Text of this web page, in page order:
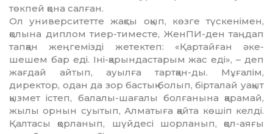
төкпей қона сал­ған.
Ол университетте жақсы оқып, көзге түскенімен,
қолына диплом тиер-тиместе, ЖенПИ-ден таңдап
тап­қан жеңгемізді жетектеп: «Қар­тай­ған әке-
шешем бар еді. Іні-қарын­дастарым жас еді», – деп
жағдай айтып, ауылға тартқан-ды. Мұғалім,
директор, одан да зор бастық болып, бірта­лай уақыт
қызмет істеп, балалы-ша­ғалы болғанына қарамай,
жылы ор­нын суытып, Алматыға қайта кө­шіп келді.
Қалтасы қорланып, шүй­десі шорланып, қол-аяғы